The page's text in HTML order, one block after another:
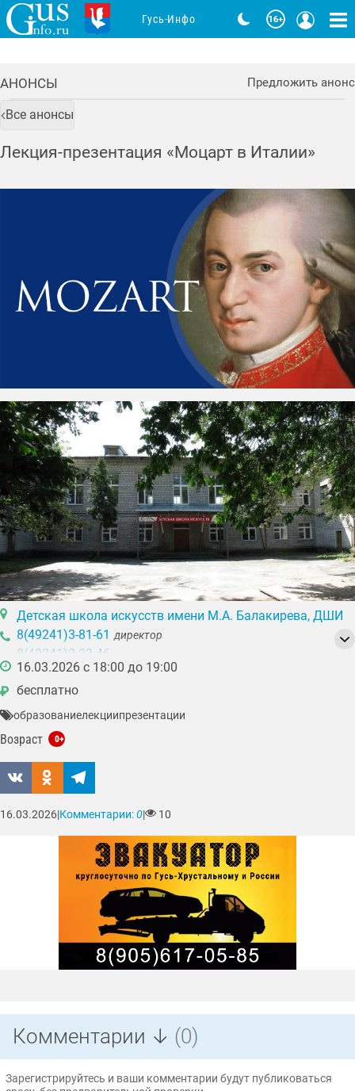
АНОНСЫ Предложить анонс
Все анонсы
Лекция-презентация «Моцарт в Италии»
Детская школа искусств имени М.А. Балакирева, ДШИ
8(49241)3-81-61 директор
8(49241)2-22-46
16.03.2026 с 18:00 до 19:00
бесплатно
₽
образованиелекциипрезентации
Возраст 0+
16.03.2026 Комментарии:0 10
Комментарии ↓ (0)
Зарегистрируйтесь и ваши комментарии будут публиковаться
Гусь-Инфо